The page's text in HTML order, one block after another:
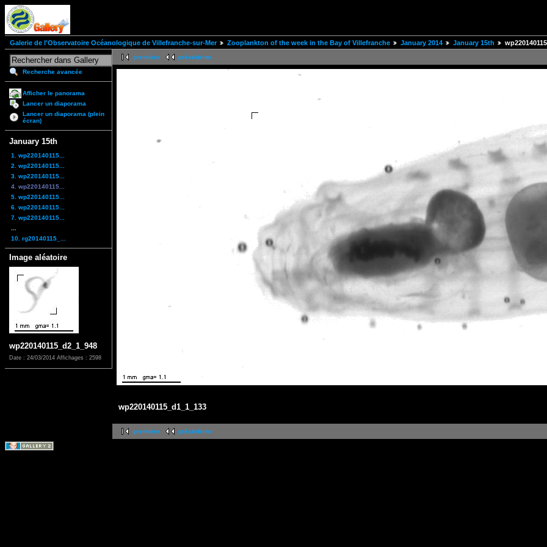
Galerie de l'Observatoire Océanologique de Villefranche-sur-Mer Zooplankton of the week in the Bay of Villefranche January 2014 January 15th
Recherche avancée
Afficher le panorama
Lancer un diaporama
Lancer un diaporama (plein
écran)
January 15th
1. wp220140115...
2. wp220140115...
3. wp220140115...
4. wp220140115...
5. wp220140115...
6. wp220140115...
7. wp220140115...
10. rg20140115_...
Image aléatoire
wp220140115_d2_1_948
Date : 24/03/2014 Affichages : 2598
première précédente
wp220140115_d1_1_133
première précédente